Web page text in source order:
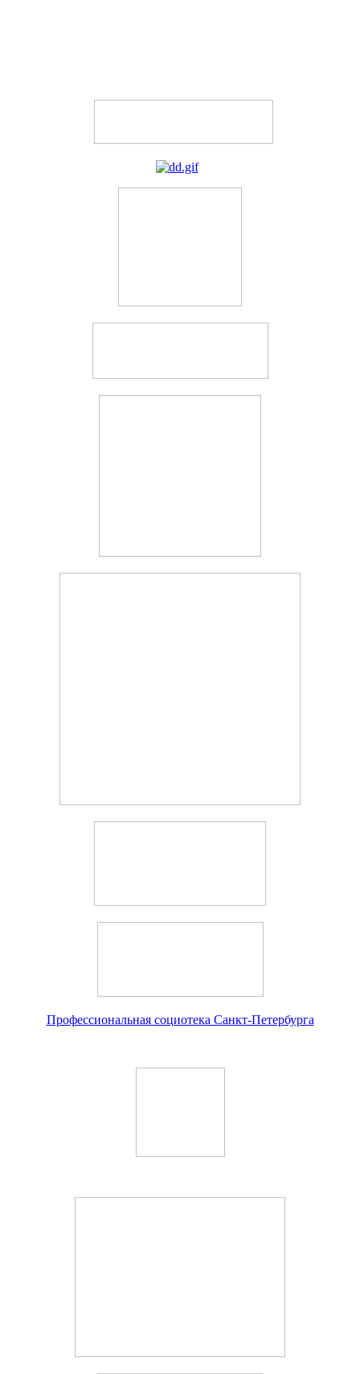
Профессиональная социотека Санкт-Петербурга